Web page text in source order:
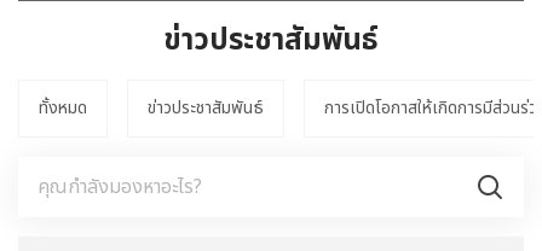
ข่าวประชาสัมพันธ์
ทั้งหมด ข่าวประชาสัมพันธ์ การเปิดโอกาสให้เกิดการมีส่วนร่